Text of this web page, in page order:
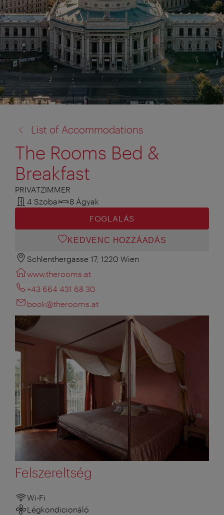
a:
List of Accommodations
The Rooms Bed &
Breakfast
PRIVATZIMMER
4 Szoba
8 Ágyak
FOGLALÁS
KEDVENC HOZZÁADÁS
Schlenthergasse 17, 1220 Wien
www.therooms.at
+43 664 431 68 30
book@therooms.at
Felszereltség
Wi-Fi
Légkondicionáló